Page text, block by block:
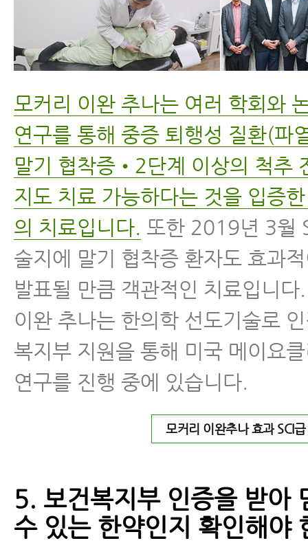
모커리 이완 추나는 여러 학회와
연구를 통해 중증 퇴행성 질환(파
말기 협착증•2단계 이상의 척추
지도 치료 가능하다는 것을 입증
의 치료입니다. 또한 2019년 3월
술지에 말기 협착증 환자도 효과
발표될 만큼 객관적인 치료입니다
이완 추나는 한의학 선도기술로
복지부 지원을 통해 미국 메이요
연구를 진행 중에 있습니다.
모커리 이완추나 효과 SCI
5. 보건복지부 인증을 받아
수 있는 한약인지 확인해야